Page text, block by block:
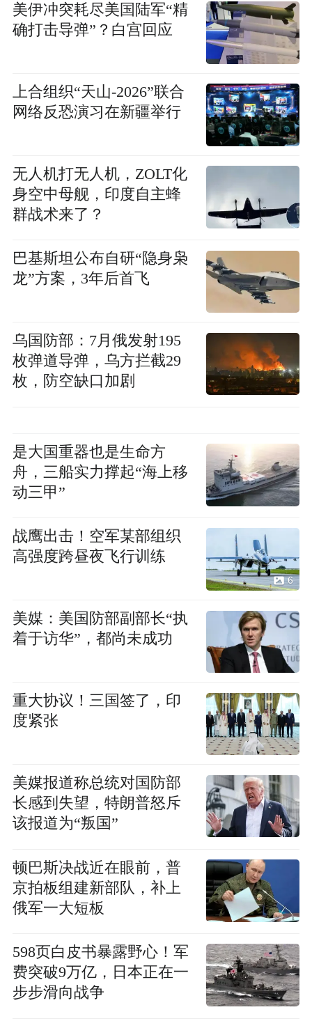
美伊冲突耗尽美国陆军“精
确打击导弹”？白宫回应
上合组织“天山-2026”联合
网络反恐演习在新疆举行
无人机打无人机，ZOLT化
身空中母舰，印度自主蜂
群战术来了？
巴基斯坦公布自研“隐身枭
龙”方案，3年后首飞
乌国防部：7月俄发射195
枚弹道导弹，乌方拦截29
枚，防空缺口加剧
是大国重器也是生命方
舟，三船实力撑起“海上移
动三甲”
战鹰出击！空军某部组织
高强度跨昼夜飞行训练
6
美媒：美国防部副部长“执
着于访华”，都尚未成功
重大协议！三国签了，印
度紧张
美媒报道称总统对国防部
长感到失望，特朗普怒斥
该报道为“叛国”
顿巴斯决战近在眼前，普
京拍板组建新部队，补上
俄军一大短板
598页白皮书暴露野心！军
费突破9万亿，日本正在一
步步滑向战争